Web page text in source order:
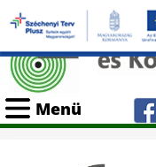
Menü